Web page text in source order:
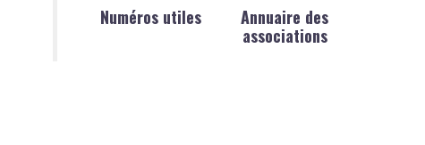
Numéros utiles
Annuaire des
associations